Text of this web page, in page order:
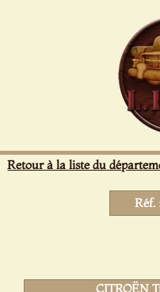
Retour à la liste du
Réf.
CITROËN